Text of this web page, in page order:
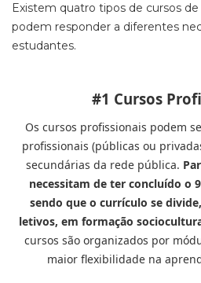
Existem quatro tipos de cursos
podem responder a diferentes
estudantes.
#1 Cursos
Os cursos profissionais podem
profissionais (públicas ou
secundárias da rede pública.
necessitam de ter concluído o
sendo que o currículo se
letivos, em formação
cursos são organizados por
maior flexibilidade na